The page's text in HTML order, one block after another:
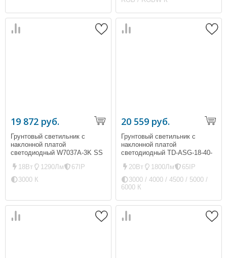
19 872 руб.
Грунтовый светильник с
наклонной платой
светодиодный W7037A-3K SS
18Вт
1290Лм
67IP
3000 К
20 559 руб.
Грунтовый светильник с
наклонной платой
светодиодный TD-ASG-18-40-
20Вт
1800Лм
65IP
3000 / 4000 / 4500 / 5000 /
6000 К